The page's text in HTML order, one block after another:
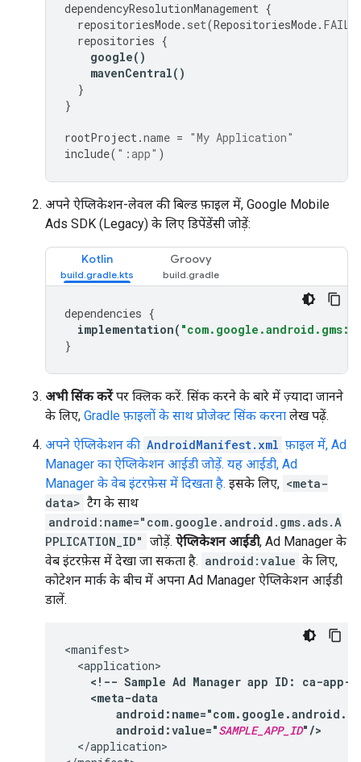
dependencyResolutionManagement {
repositoriesMode. set(RepositoriesMode.
repositories {
google()
mavenCentral()
}
}
rootProject.name = "My Application"
include( ":app" )
अपने ऐप्लिकेशन-लेवल की बिल्ड फ़ाइल में, Google Mobile
Ads SDK (Legacy) के लिए डिपेंडेंसी जोड़ें:
Kotlin Groovy
dependencies {
implementation(
}
अभी सिंक करेंपर क्लिक करें. सिंक करने के बारे में ज़्यादा जानने
के लिए, Gradle फ़ाइलों के साथ प्रोजेक्ट सिंक करना लेख पढ़ें.
अपने ऐप्लिकेशन की AndroidManifest.xml फ़ाइल में, Ad
Manager का ऐप्लिकेशन आईडी जोड़ें. यह आईडी, Ad
Manager के वेब इंटरफ़ेस में दिखता है. इसके लिए, <meta-
data> टैग के साथ
android:name="com.google.android.gms.ads.A
PPLICATION_ID" जोड़ें. ऐप्लिकेशन आईडी, Ad Manager के
वेब इंटरफ़ेस में देखा जा सकता है. android:value के लिए,
कोटेशन मार्क के बीच में अपना Ad Manager ऐप्लिकेशन आईडी
डालें.
<!-- Sample Ad Manager app ID:
ca-app-
android:value="SAMPLE_APP_ID"/>
</application>